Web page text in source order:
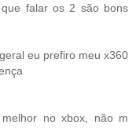
falar os 2 são bons
eu prefiro meu x360
melhor no xbox, não m